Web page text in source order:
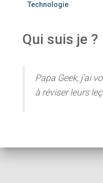
Technologie
Qui suis je ?
Papa Geek, j'ai
à réviser leurs